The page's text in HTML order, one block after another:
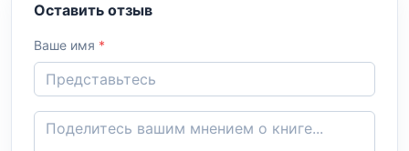
Оставить отзыв
Ваше имя *